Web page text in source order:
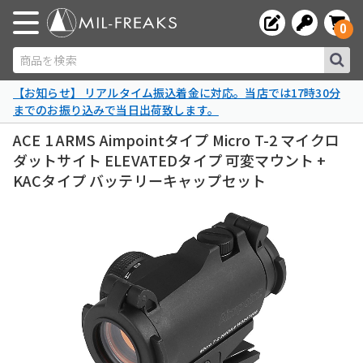
商品を検索
0
【お知らせ】 リアルタイム振込着金に対応。当店では17時30分
までのお振り込みで当日出荷致します。
ACE 1 ARMS Aimpointタイプ Micro T-2 マイクロ
ダットサイト ELEVATEDタイプ 可変マウント +
KACタイプ バッテリーキャップセット